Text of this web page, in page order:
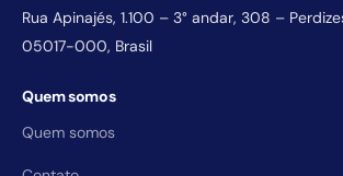
Rua Apinajés, 1.100 – 3° andar, 308 –
05017-000, Brasil
Quem somos
Quem somos